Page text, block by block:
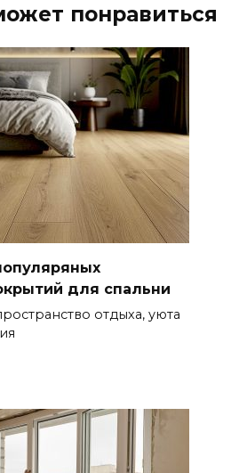
понравиться
для спальни
отдыха, уюта